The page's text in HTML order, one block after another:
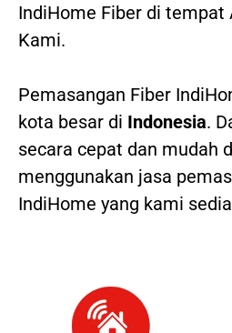
IndiHome Fiber di tempat
Kami.
Pemasangan Fiber
kota besar di Indonesia.
secara cepat dan mudah
menggunakan jasa
IndiHome yang kami